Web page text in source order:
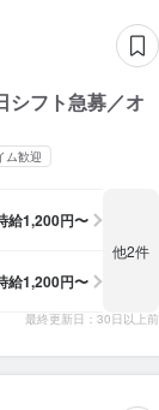
シフト急募／オ
ム歓迎
給1,200円〜
給1,200円〜
他2件
最終更新日：30日以上前